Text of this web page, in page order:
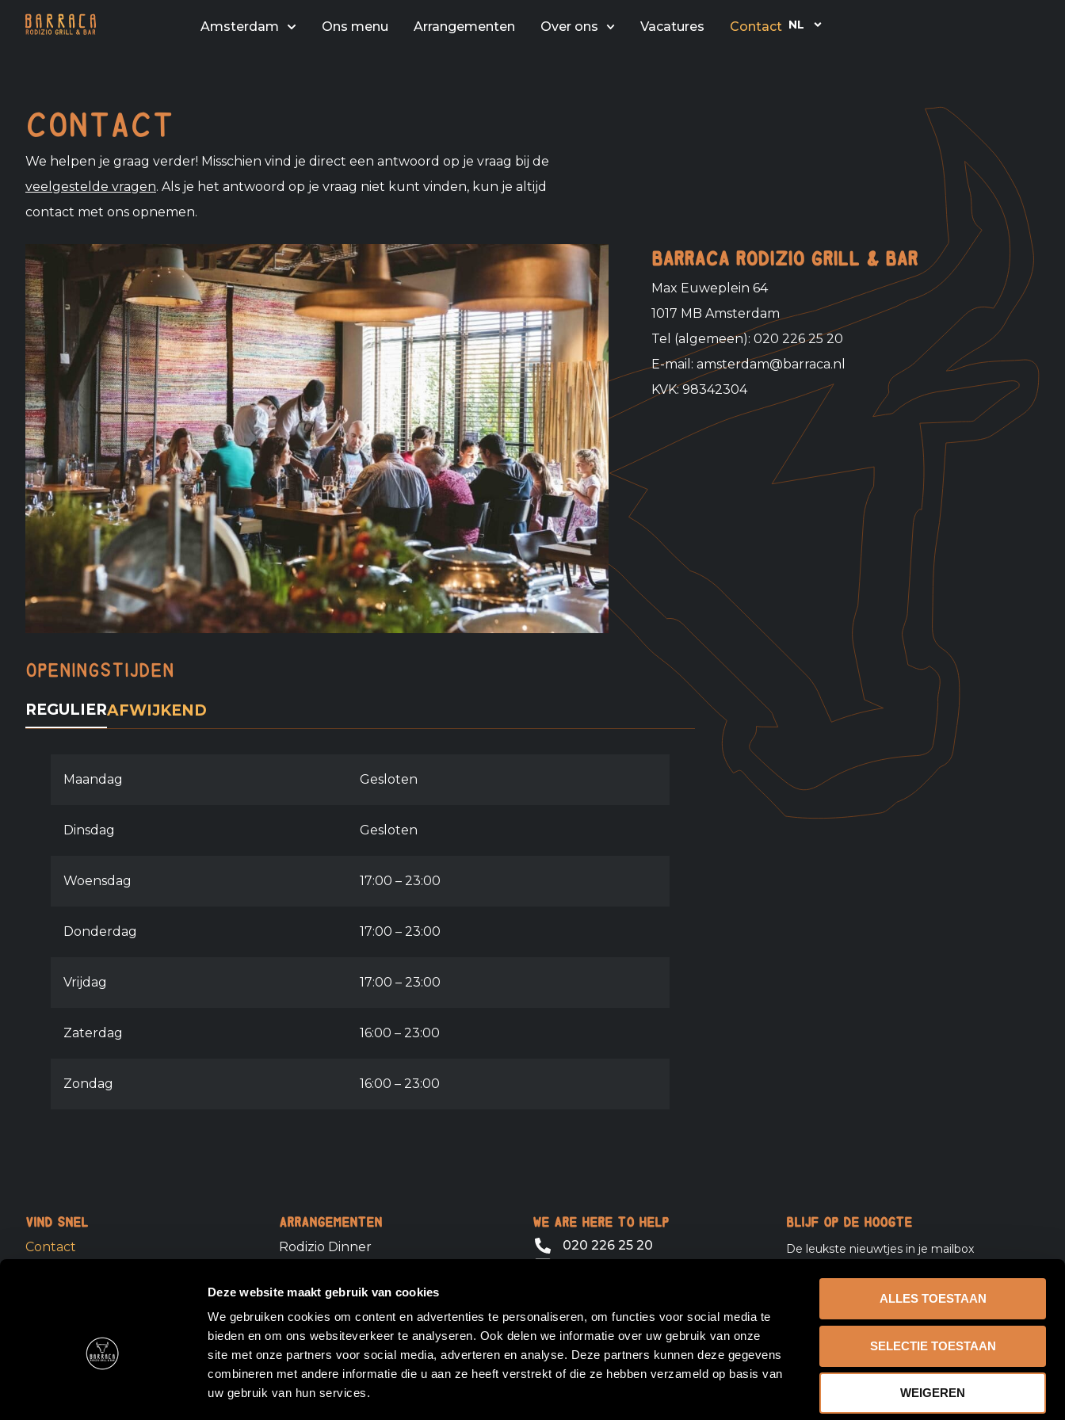
Deze website maakt gebruik van cookies
We gebruiken cookies om content en advertenties te personaliseren, om functies voor social media te
bieden en om ons websiteverkeer te analyseren. Ook delen we informatie over uw gebruik van onze
site met onze partners voor social media, adverteren en analyse. Deze partners kunnen deze gegevens
combineren met andere informatie die u aan ze heeft verstrekt of die ze hebben verzameld op basis van
uw gebruik van hun services.
ALLES TOESTAAN
SELECTIE TOESTAAN
WEIGEREN
Amsterdam Ons menu Arrangementen Over ons Vacatures Contact NL
CONTACT
We helpen je graag verder! Misschien vind je direct een antwoord op je vraag bij de
veelgestelde vragen. Als je het antwoord op je vraag niet kunt vinden, kun je altijd
contact met ons opnemen.
Barraca rodizio Grill & Bar
Max Euweplein 64
1017 MB Amsterdam
Tel (algemeen): 020 226 25 20
E-mail: amsterdam@barraca.nl
KVK: 98342304
Openingstijden
REGULIERAFWIJKEND
Maandag Gesloten
Dinsdag Gesloten
Woensdag 17:00 – 23:00
Donderdag 17:00 – 23:00
Vrijdag 17:00 – 23:00
Zaterdag 16:00 – 23:00
Zondag 16:00 – 23:00
Vind snel
Contact
Vacatures
Arrangementen
Rodizio Dinner
We are here to help
020 226 25 20
1017 MB Amsterdam
Blijf op de hoogte
De leukste nieuwtjes in je mailbox
mailadres
Volg ons